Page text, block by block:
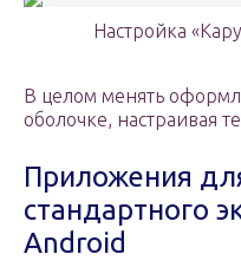
Настройка
В целом менять
оболочке, настраивая
Приложения
стандартного
Android